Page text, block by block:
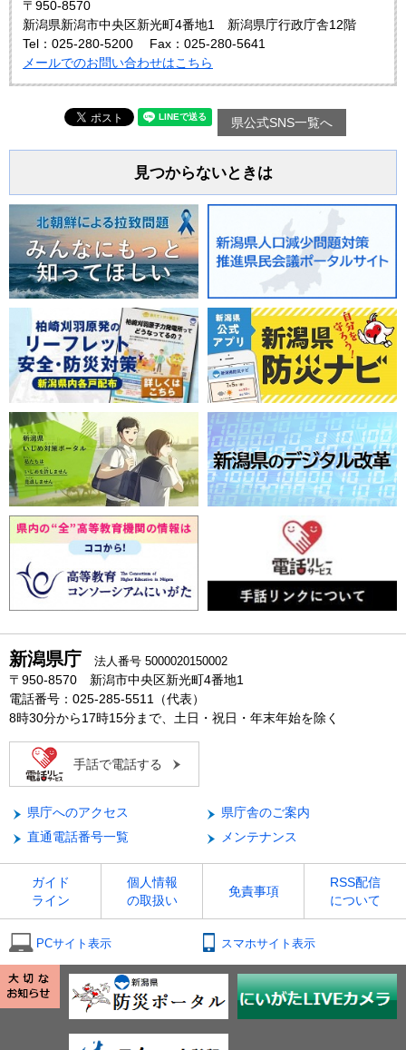
〒950-8570
新潟県新潟市中央区新光町4番地1 新潟県庁行政庁舎12階
Tel：025-280-5200
Fax：025-280-5641
メールでのお問い合わせはこちら
県公式SNS一覧へ
見つからないときは
新潟県庁 法人番号 5000020150002
〒950-8570 新潟市中央区新光町4番地1
電話番号：025-285-5511（代表）
8時30分から17時15分まで、土日・祝日・年末年始を除く
手話で電話する
県庁へのアクセス
県庁舎のご案内
直通電話番号一覧
メンテナンス
ガイド
ライン
個人情報
の取扱い
免責事項
RSS配信
について
PCサイト表示 スマホサイト表示